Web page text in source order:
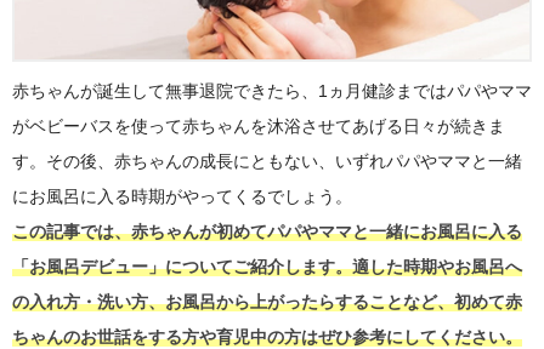
赤ちゃんが誕生して無事退院できたら、1ヵ月健診まではパパやママ
がベビーバスを使って赤ちゃんを沐浴させてあげる日々が続きま
す。その後、赤ちゃんの成長にともない、いずれパパやママと一緒
にお風呂に入る時期がやってくるでしょう。
この記事では、赤ちゃんが初めてパパやママと一緒にお風呂に入る
「お風呂デビュー」についてご紹介します。適した時期やお風呂へ
の入れ方・洗い方、お風呂から上がったらすることなど、初めて赤
ちゃんのお世話をする方や育児中の方はぜひ参考にしてください。